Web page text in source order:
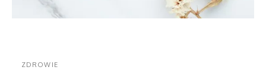
ZDROWIE